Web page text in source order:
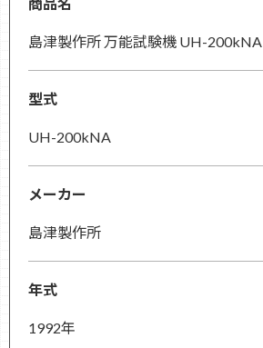
島津製作所 万能試験機 UH-200kNA
型式
UH-200kNA
メーカー
島津製作所
年式
1992年